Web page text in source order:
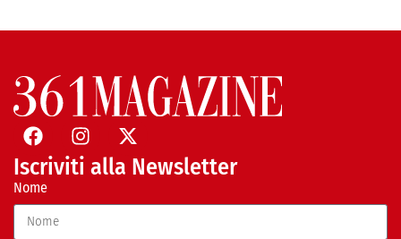
Iscriviti alla Newsletter
Nome